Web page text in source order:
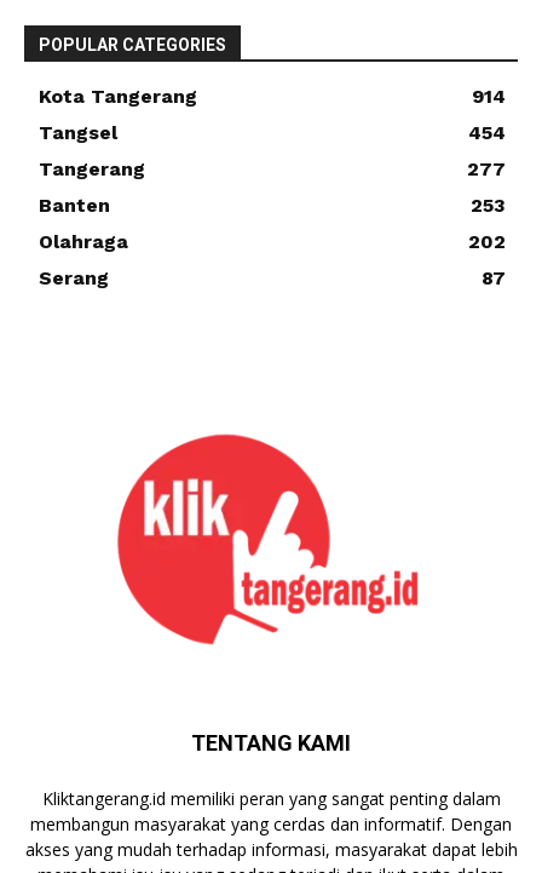
POPULAR CATEGORIES
Kota Tangerang
914
Tangsel
454
Tangerang
277
Banten
253
Olahraga
202
Serang
87
TENTANG KAMI
Kliktangerang.id memiliki peran yang sangat penting dalam
membangun masyarakat yang cerdas dan informatif. Dengan
akses yang mudah terhadap informasi, masyarakat dapat lebih